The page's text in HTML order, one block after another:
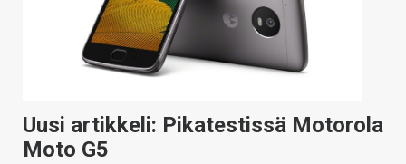
VAIHDA TEEMA
Uusi artikkeli: Pikatestissä Motorola
Moto G5